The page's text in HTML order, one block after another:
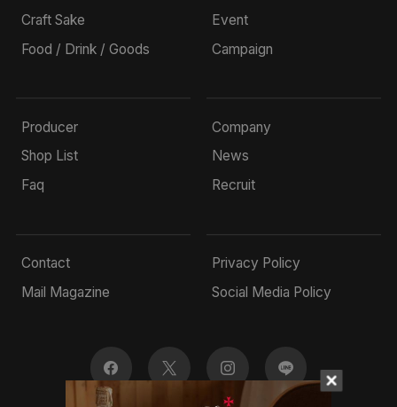
Craft Sake
Food / Drink / Goods
Event
Campaign
Producer
Shop List
Faq
Company
News
Recruit
Contact
Mail Magazine
Privacy Policy
Social Media Policy